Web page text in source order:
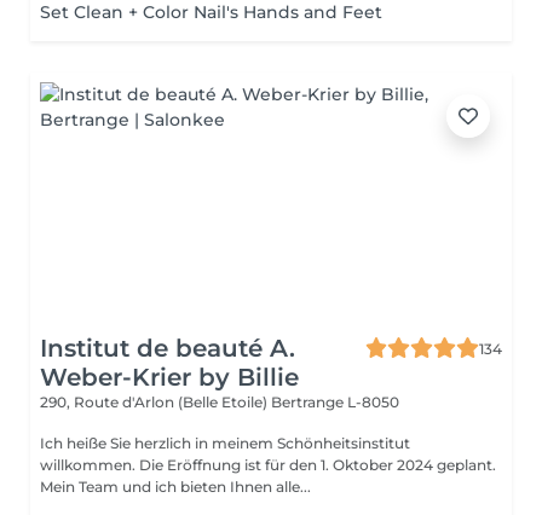
Set Clean + Color Nail's Hands and Feet
Institut de beauté A.
Weber-Krier by Billie
134
290, Route d'Arlon (Belle Etoile) Bertrange L-8050
Ich heiße Sie herzlich in meinem Schönheitsinstitut
willkommen. Die Eröffnung ist für den 1. Oktober 2024 geplant.
Mein Team und ich bieten Ihnen alle...